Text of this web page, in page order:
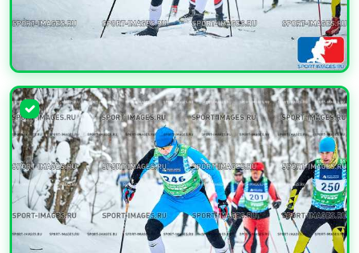
УВЕЛИЧИТЬ